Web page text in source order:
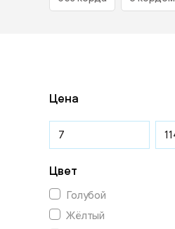
Цена
Цвет
Голубой
Жёлтый